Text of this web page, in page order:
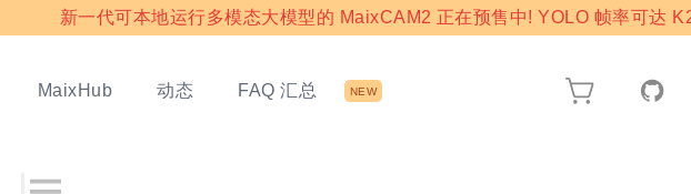
新一代可本地运行多模态大模型的 MaixCAM2 正在预售中! YOLO 帧率可达
MaixHub 动态 FAQ 汇总 NEW